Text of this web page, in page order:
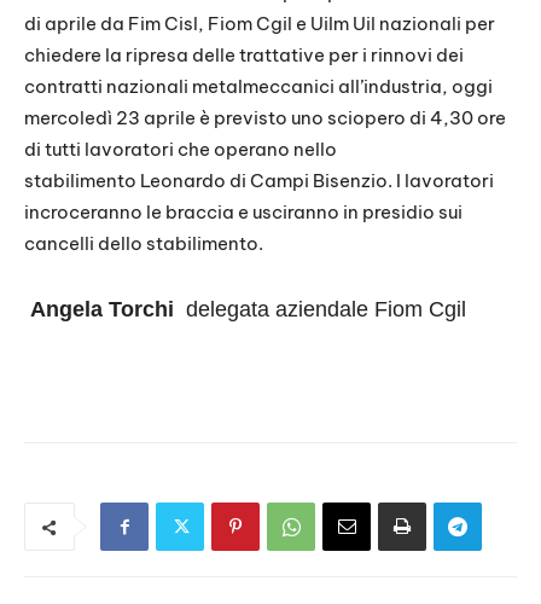
di aprile da Fim Cisl, Fiom Cgil e Uilm Uil nazionali per
chiedere la ripresa delle trattative per i rinnovi dei
contratti nazionali metalmeccanici all’industria, oggi
mercoledì 23 aprile è previsto uno sciopero di 4,30 ore
di tutti lavoratori che operano nello
stabilimento Leonardo di Campi Bisenzio. I lavoratori
incroceranno le braccia e usciranno in presidio sui
cancelli dello stabilimento.
Angela Torchi delegata aziendale Fiom Cgil